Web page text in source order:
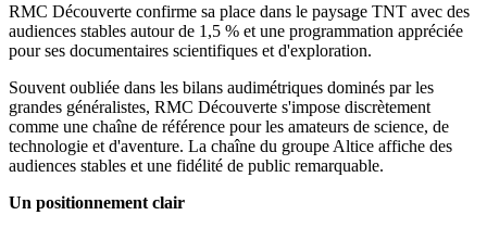
RMC Découverte confirme sa place dans le paysage TNT avec des
audiences stables autour de 1,5 % et une programmation appréciée
pour ses documentaires scientifiques et d'exploration.
Souvent oubliée dans les bilans audimétriques dominés par les
grandes généralistes, RMC Découverte s'impose discrètement
comme une chaîne de référence pour les amateurs de science, de
technologie et d'aventure. La chaîne du groupe Altice affiche des
audiences stables et une fidélité de public remarquable.
Un positionnement clair